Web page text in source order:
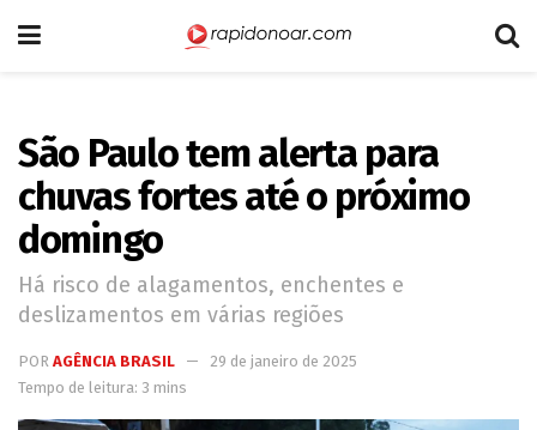
São Paulo tem alerta para
chuvas fortes até o próximo
domingo
Há risco de alagamentos, enchentes e
deslizamentos em várias regiões
POR AGÊNCIA BRASIL
29 de janeiro de 2025
Tempo de leitura: 3 mins